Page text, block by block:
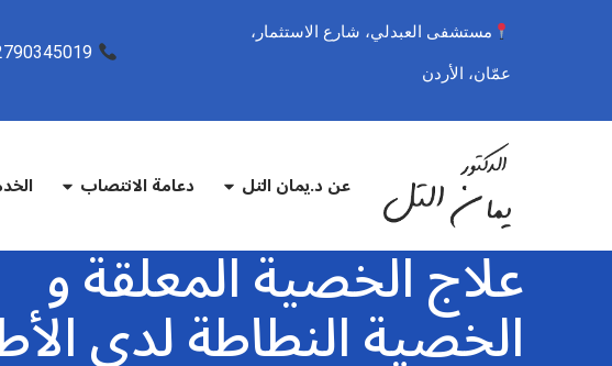
مستشفى العبدلي، شارع الاستثمار،
عمّان، الأردن
عن د.يمان التل دعامة الانتصاب
علاج الخصية المعلقة و
الخصية النطاطة لدى